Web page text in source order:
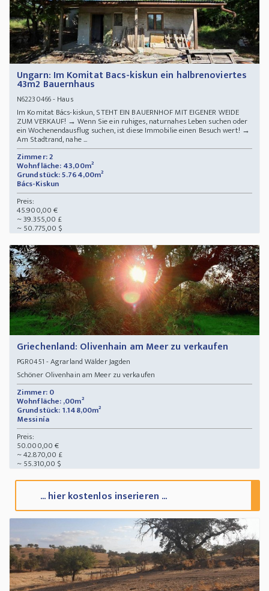
Ungarn: Im Komitat Bacs-kiskun ein halbrenoviertes
43m2 Bauernhaus
N62230466- Haus
Im Komitat Bács-kiskun, STEHT EIN BAUERNHOF MIT EIGENER WEIDE
ZUM VERKAUF! → Wenn Sie ein ruhiges, naturnahes Leben suchen oder
ein Wochenendausflug suchen, ist diese Immobilie einen Besuch wert! →
Am Stadtrand, nahe ...
Zimmer: 2
Wohnfläche: 43,00m²
Grundstück: 5.764,00m²
Bács-Kiskun
Preis:
45.900,00 €
~ 39.355,00 £
~ 50.775,00 $
Griechenland: Olivenhain am Meer zu verkaufen
PGR0451 - Agrarland Wälder Jagden
Schöner Olivenhain am Meer zu verkaufen
Zimmer: 0
Wohnfläche: ,00m²
Grundstück: 1.148,00m²
Messinía
Preis:
50.000,00 €
~ 42.870,00 £
~ 55.310,00 $
... hier kostenlos inserieren ...